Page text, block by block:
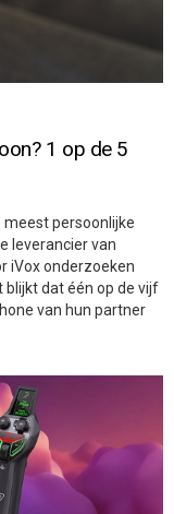
1 op de 5
persoonlijke
leverancier van
iVox onderzoeken
blijkt dat één op de vijf
van hun partner